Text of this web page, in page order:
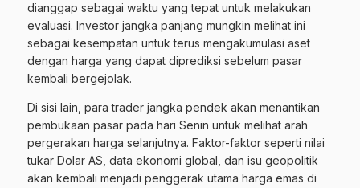
dianggap sebagai waktu yang tepat untuk melakukan
evaluasi. Investor jangka panjang mungkin melihat ini
sebagai kesempatan untuk terus mengakumulasi aset
dengan harga yang dapat diprediksi sebelum pasar
kembali bergejolak.
Di sisi lain, para trader jangka pendek akan menantikan
pembukaan pasar pada hari Senin untuk melihat arah
pergerakan harga selanjutnya. Faktor-faktor seperti nilai
tukar Dolar AS, data ekonomi global, dan isu geopolitik
akan kembali menjadi penggerak utama harga emas di